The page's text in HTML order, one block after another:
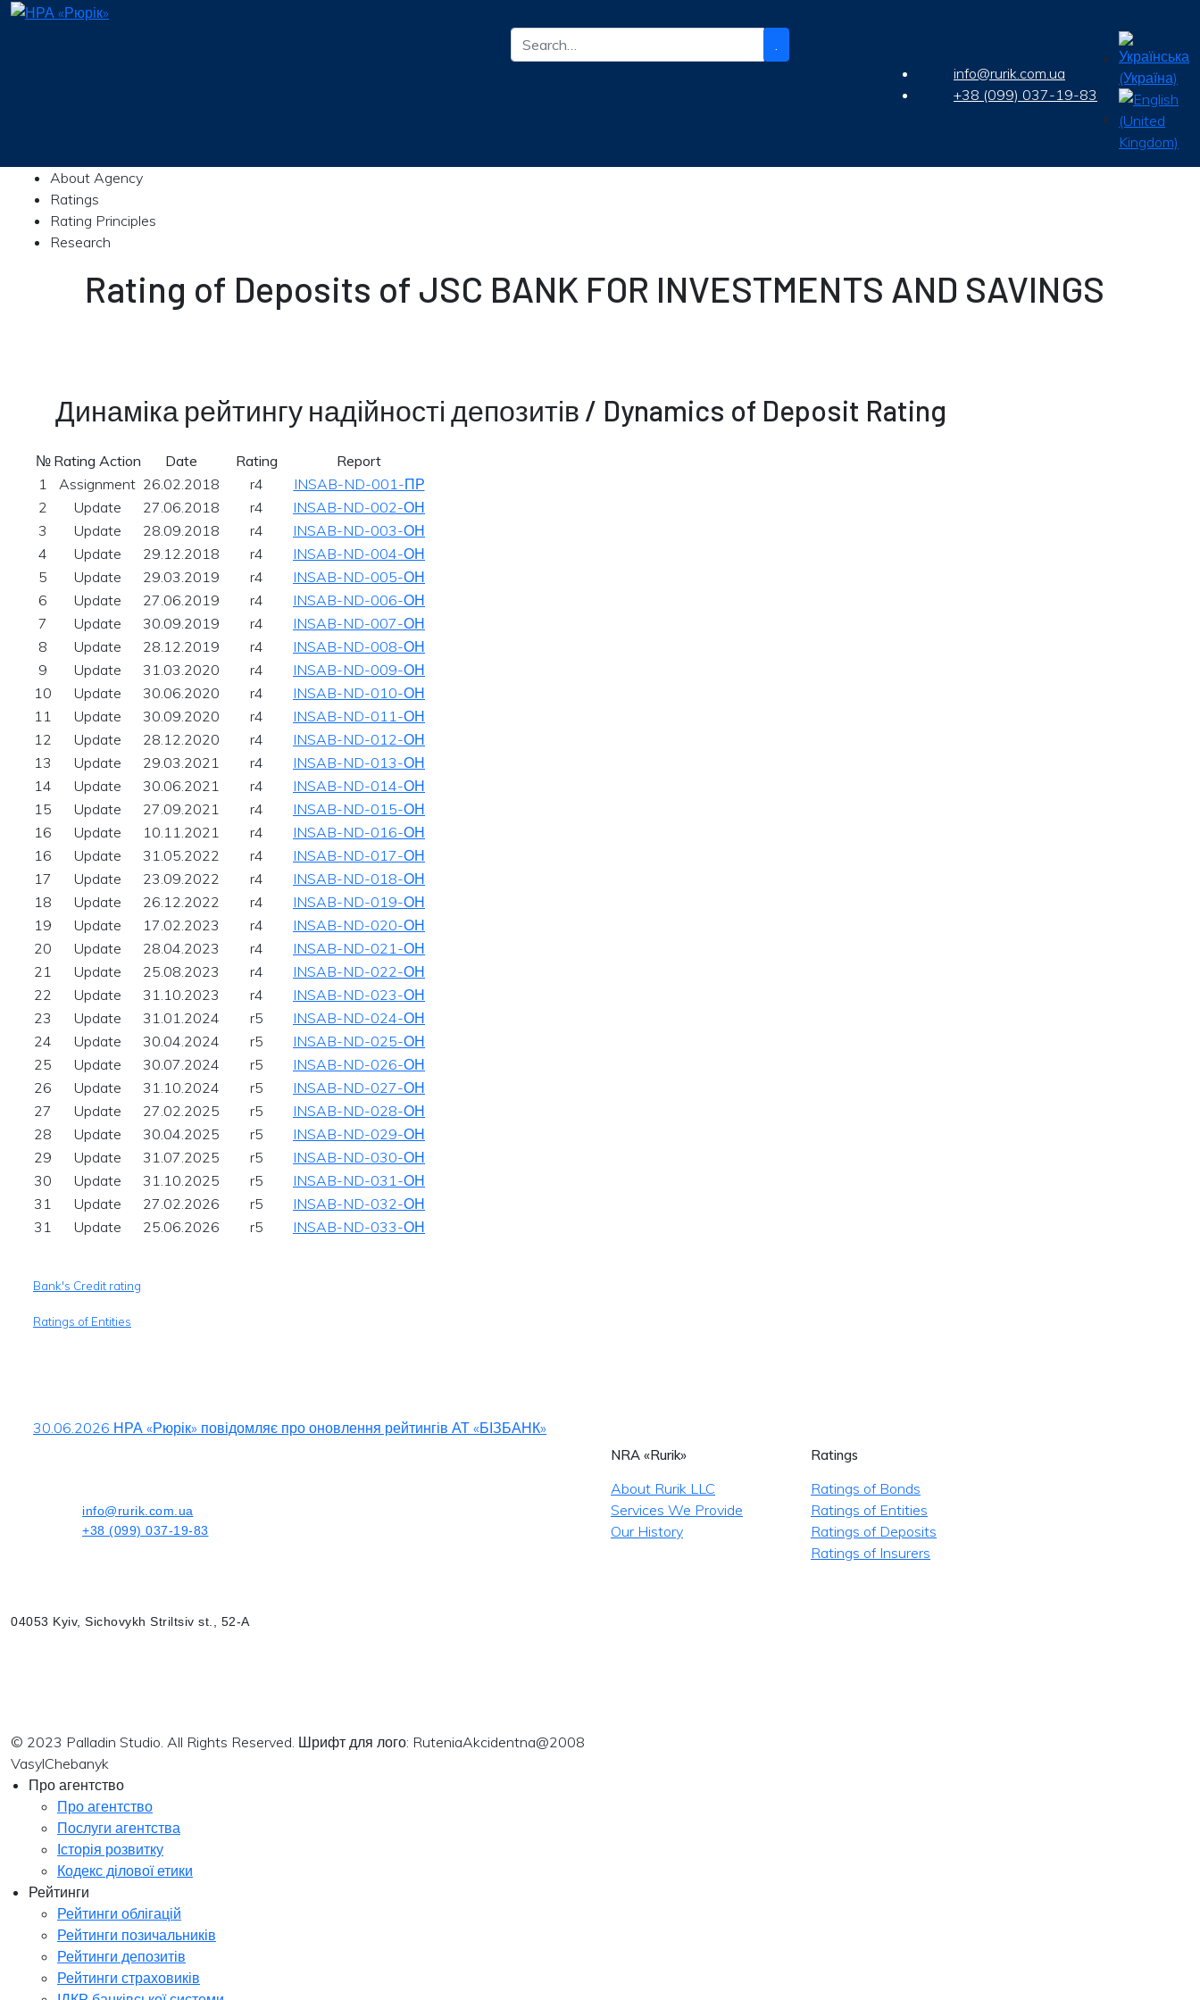
.
info@rurik.com.ua
+38 (099) 037-19-83
About Agency
Ratings
Rating Principles
Research
Rating of Deposits of JSC BANK FOR INVESTMENTS AND SAVINGS
Динаміка рейтингу надійності депозитів / Dynamics of Deposit Rating
№ Rating Action Date Rating
Report
1
Assignment 26.02.2018 r4
INSAB-ND-001-ПР
2
Update 27.06.2018 r4
INSAB-ND-002-ОН
3
Update 28.09.2018 r4
INSAB-ND-003-ОН
4
Update 29.12.2018 r4
INSAB-ND-004-ОН
5
Update 29.03.2019 r4
INSAB-ND-005-ОН
6
Update 27.06.2019 r4
INSAB-ND-006-ОН
7
Update 30.09.2019 r4
INSAB-ND-007-ОН
8
Update 28.12.2019 r4
INSAB-ND-008-ОН
9
Update 31.03.2020 r4
INSAB-ND-009-ОН
10
Update 30.06.2020 r4
INSAB-ND-010-ОН
11
Update 30.09.2020 r4
INSAB-ND-011-ОН
12
Update 28.12.2020 r4
INSAB-ND-012-ОН
13
Update 29.03.2021 r4
INSAB-ND-013-ОН
14
Update 30.06.2021 r4
INSAB-ND-014-ОН
15
Update 27.09.2021 r4
INSAB-ND-015-ОН
16
Update 10.11.2021 r4
INSAB-ND-016-ОН
16
Update 31.05.2022 r4
INSAB-ND-017-ОН
17
Update 23.09.2022 r4
INSAB-ND-018-ОН
18
Update 26.12.2022 r4
INSAB-ND-019-ОН
19
Update 17.02.2023 r4
INSAB-ND-020-ОН
20
Update 28.04.2023 r4
INSAB-ND-021-ОН
21
Update 25.08.2023 r4
INSAB-ND-022-ОН
22
Update 31.10.2023 r4
INSAB-ND-023-ОН
23
Update 31.01.2024 r5
INSAB-ND-024-ОН
24
Update 30.04.2024 r5
INSAB-ND-025-ОН
25
Update 30.07.2024 r5
INSAB-ND-026-ОН
26
Update 31.10.2024 r5
INSAB-ND-027-ОН
27
Update 27.02.2025 r5
INSAB-ND-028-ОН
28
Update 30.04.2025 r5
INSAB-ND-029-ОН
29
Update 31.07.2025 r5
INSAB-ND-030-ОН
30
Update 31.10.2025 r5
INSAB-ND-031-ОН
31
Update 27.02.2026 r5
INSAB-ND-032-ОН
31
Update 25.06.2026 r5 INSAB-ND-033-ОН
Bank's Credit rating
Ratings of Entities
30.06.2026 НРА «Рюрік» повідомляє про оновлення рейтингів АТ «БІЗБАНК»
info@rurik.com.ua
+38 (099) 037-19-83
04053 Kyiv, Sichovykh Striltsiv st., 52-A
NRA «Rurik»
About Rurik LLC
Services We Provide
Our History
Ratings
Ratings of Bonds
Ratings of Entities
Ratings of Deposits
Ratings of Insurers
© 2023 Palladin Studio. All Rights Reserved. Шрифт для лого: RuteniaAkcidentna@2008
VasylChebanyk
Про агентство
Про агентство
Послуги агентства
Історія розвитку
Кодекс ділової етики
Рейтинги
Рейтинги облігацій
Рейтинги позичальників
Рейтинги депозитів
Рейтинги страховиків